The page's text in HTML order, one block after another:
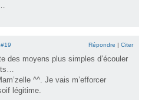
#19 Répondre | Citer
des moyens plus simples d’écouler
^^. Je vais m’efforcer
légitime.